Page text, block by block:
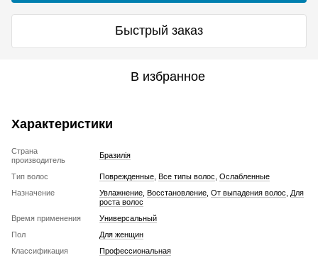
Быстрый заказ
В избранное
Характеристики
Страна
производитель
Бразилія
Тип волос Поврежденные Все типы волос Ослабленные
Назначение
Увлажнение Восстановление От выпадения волос
Для
роста волос
Время применения
Универсальный
Пол
Для женщин
Классификация
Профессиональная